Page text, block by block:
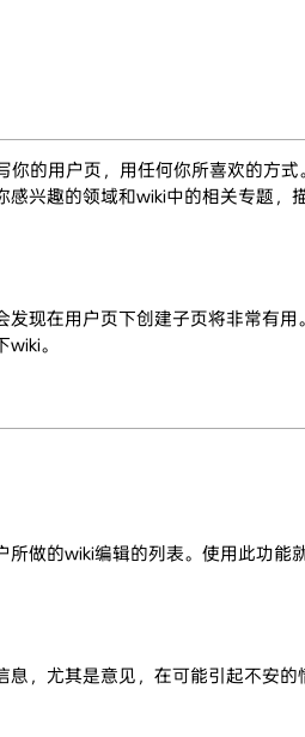
的用户页，用任何你所喜欢的方
兴趣的领域和wiki中的相关专题，
发现在用户页下创建子页将非常有用
。
做的wiki编辑的列表。使用此功能
，尤其是意见，在可能引起不安